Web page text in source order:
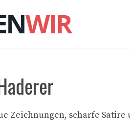
Zeichnungen, scharfe